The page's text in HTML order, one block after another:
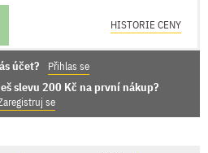
HISTORIE CENY
účet? Přihlas se
slevu 200 Kč na první nákup?
se